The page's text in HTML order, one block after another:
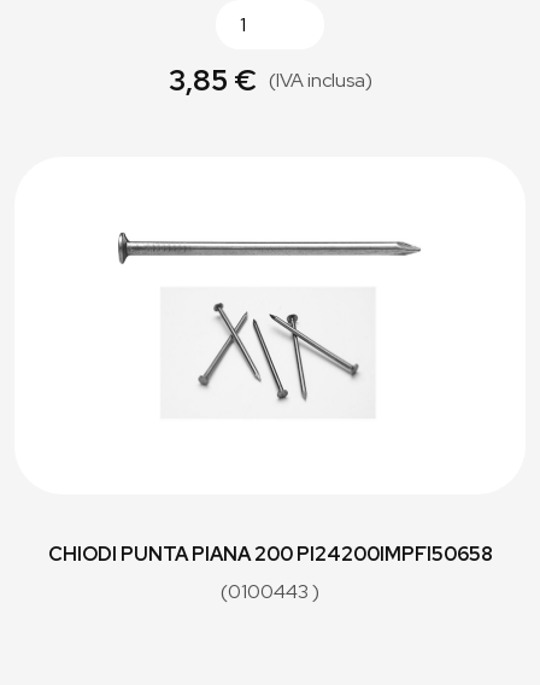
3,85 € (IVA inclusa)
CHIODI PUNTA PIANA 200 PI24200IMPFI50658
(0100443 )